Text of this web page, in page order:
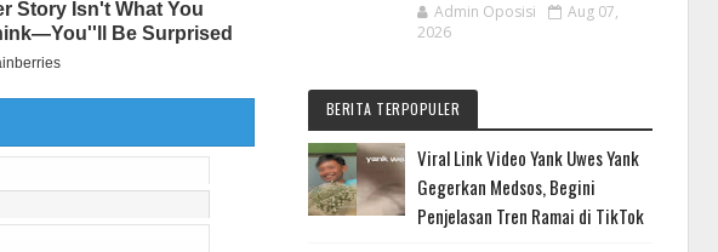
Admin Oposisi
Aug 07,
2026
BERITA TERPOPULER
Viral Link Video Yank Uwes Yank
Gegerkan Medsos, Begini
Penjelasan Tren Ramai di TikTok